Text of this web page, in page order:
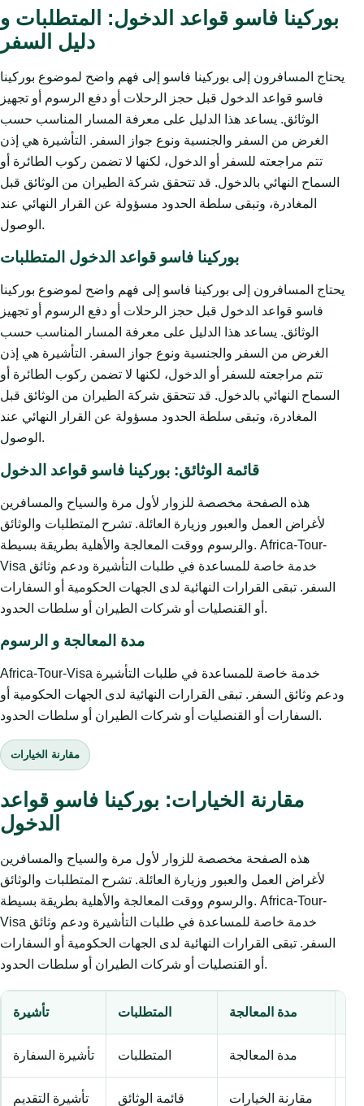
بوركينا فاسو قواعد الدخول: المتطلبات و
دليل السفر
يحتاج المسافرون إلى بوركينا فاسو إلى فهم واضح لموضوع بوركينا
فاسو قواعد الدخول قبل حجز الرحلات أو دفع الرسوم أو تجهيز
الوثائق. يساعد هذا الدليل على معرفة المسار المناسب حسب
الغرض من السفر والجنسية ونوع جواز السفر. التأشيرة هي إذن
تتم مراجعته للسفر أو الدخول، لكنها لا تضمن ركوب الطائرة أو
السماح النهائي بالدخول. قد تتحقق شركة الطيران من الوثائق قبل
المغادرة، وتبقى سلطة الحدود مسؤولة عن القرار النهائي عند
الوصول.
بوركينا فاسو قواعد الدخول المتطلبات
يحتاج المسافرون إلى بوركينا فاسو إلى فهم واضح لموضوع بوركينا
فاسو قواعد الدخول قبل حجز الرحلات أو دفع الرسوم أو تجهيز
الوثائق. يساعد هذا الدليل على معرفة المسار المناسب حسب
الغرض من السفر والجنسية ونوع جواز السفر. التأشيرة هي إذن
تتم مراجعته للسفر أو الدخول، لكنها لا تضمن ركوب الطائرة أو
السماح النهائي بالدخول. قد تتحقق شركة الطيران من الوثائق قبل
المغادرة، وتبقى سلطة الحدود مسؤولة عن القرار النهائي عند
الوصول.
قائمة الوثائق: بوركينا فاسو قواعد الدخول
هذه الصفحة مخصصة للزوار لأول مرة والسياح والمسافرين
لأغراض العمل والعبور وزيارة العائلة. تشرح المتطلبات والوثائق
والرسوم ووقت المعالجة والأهلية بطريقة بسيطة. Africa-Tour-
Visa خدمة خاصة للمساعدة في طلبات التأشيرة ودعم وثائق
السفر. تبقى القرارات النهائية لدى الجهات الحكومية أو السفارات
أو القنصليات أو شركات الطيران أو سلطات الحدود.
مدة المعالجة و الرسوم
Africa-Tour-Visa خدمة خاصة للمساعدة في طلبات التأشيرة
ودعم وثائق السفر. تبقى القرارات النهائية لدى الجهات الحكومية أو
السفارات أو القنصليات أو شركات الطيران أو سلطات الحدود.
مقارنة الخيارات
مقارنة الخيارات: بوركينا فاسو قواعد
الدخول
هذه الصفحة مخصصة للزوار لأول مرة والسياح والمسافرين
لأغراض العمل والعبور وزيارة العائلة. تشرح المتطلبات والوثائق
والرسوم ووقت المعالجة والأهلية بطريقة بسيطة. Africa-Tour-
Visa خدمة خاصة للمساعدة في طلبات التأشيرة ودعم وثائق
السفر. تبقى القرارات النهائية لدى الجهات الحكومية أو السفارات
أو القنصليات أو شركات الطيران أو سلطات الحدود.
تأشيرة المتطلبات مدة المعالجة
تأشيرة السفارة المتطلبات مدة المعالجة
تأشيرة التقديم قائمة الوثائق مقارنة الخيارات